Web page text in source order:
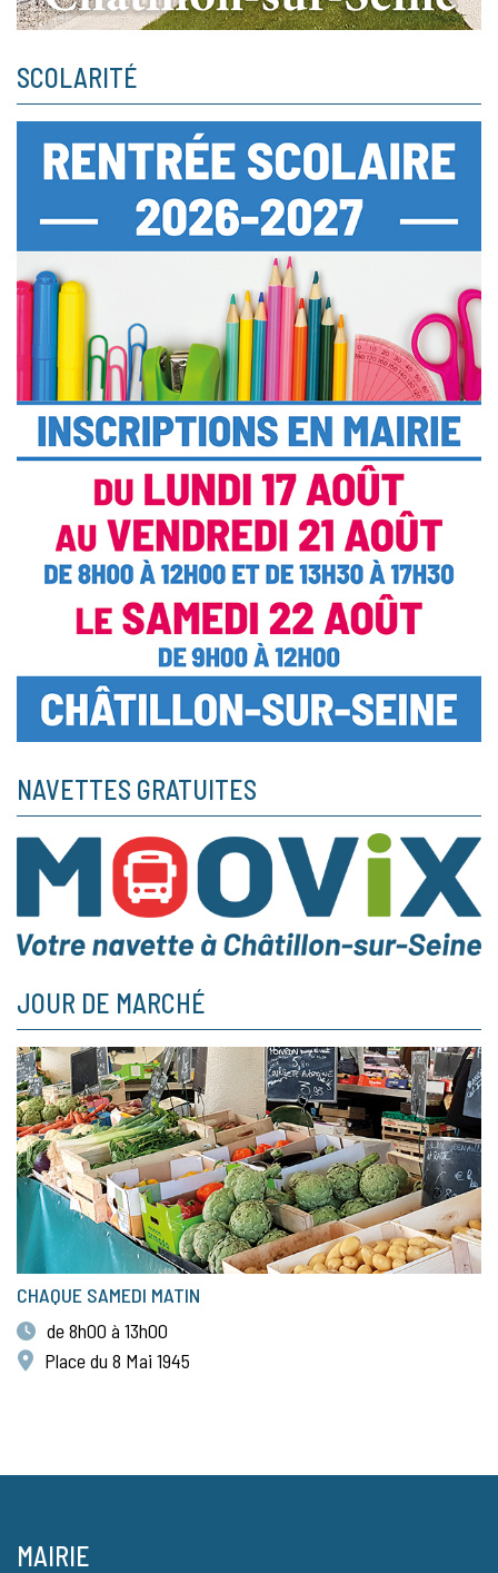
SCOLARITÉ
NAVETTES GRATUITES
JOUR DE MARCHÉ
CHAQUE SAMEDI MATIN
de 8h00 à 13h00
Place du 8 Mai 1945
MAIRIE